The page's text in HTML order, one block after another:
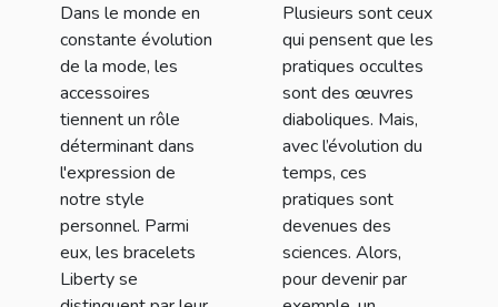
intégrer dans
votre style
quotidien
Dans le monde en
constante évolution
de la mode, les
accessoires
tiennent un rôle
déterminant dans
l'expression de
notre style
personnel. Parmi
eux, les bracelets
Liberty se
Plusieurs sont ceux
qui pensent que les
pratiques occultes
sont des œuvres
diaboliques. Mais,
avec l’évolution du
temps, ces
pratiques sont
devenues des
sciences. Alors,
pour devenir par